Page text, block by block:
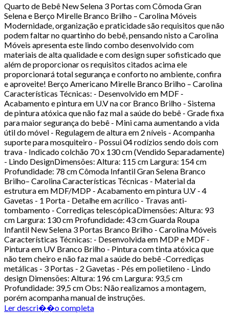
Quarto de Bebê New Selena 3 Portas com Cômoda Gran
Selena e Berço Mirelle Branco Brilho – Carolina Móveis
Modernidade, organização e praticidade são requisitos que não
podem faltar no quartinho do bebê, pensando nisto a Carolina
Móveis apresenta este lindo combo desenvolvido com
materiais de alta qualidade e com design super sofisticado que
além de proporcionar os requisitos citados acima ele
proporcionará total segurança e conforto no ambiente, confira
e aproveite! Berço Americano Mirelle Branco Brilho – Carolina
Características Técnicas: - Desenvolvido em MDF -
Acabamento e pintura em U.V na cor Branco Brilho - Sistema
de pintura atóxica que não faz mal a saúde do bebê - Grade fixa
para maior segurança do bebê - Mini cama aumentando a vida
útil do móvel - Regulagem de altura em 2 níveis - Acompanha
suporte para mosquiteiro - Possui 04 rodízios sendo dois com
trava - Indicado colchão 70 x 130 cm (Vendido Separadamente)
- Lindo DesignDimensões: Altura: 115 cm Largura: 154 cm
Profundidade: 78 cm Cômoda Infantil Gran Selena Branco
Brilho– Carolina Características Técnicas - Material da
estrutura em MDF/MDP - Acabamento em pintura U.V - 4
Gavetas - 1 Porta - Detalhe em acrílico - Travas anti-
tombamento - Corrediças telescópicaDimensões: Altura: 93
cm Largura: 130 cm Profundidade: 43 cm Guarda Roupa
Infantil New Selena 3 Portas Branco Brilho - Carolina Móveis
Características Técnicas: - Desenvolvida em MDP e MDF -
Pintura em UV Branco Brilho - Pintura com tinta atóxica que
não tem cheiro e não faz mal a saúde do bebê -Corrediças
metálicas - 3 Portas - 2 Gavetas - Pés em polietileno - Lindo
design Dimensões: Altura: 196 cm Largura: 93,5 cm
Profundidade: 39,5 cm Obs: Não realizamos a montagem,
porém acompanha manual de instruções.
Ler descri��o completa